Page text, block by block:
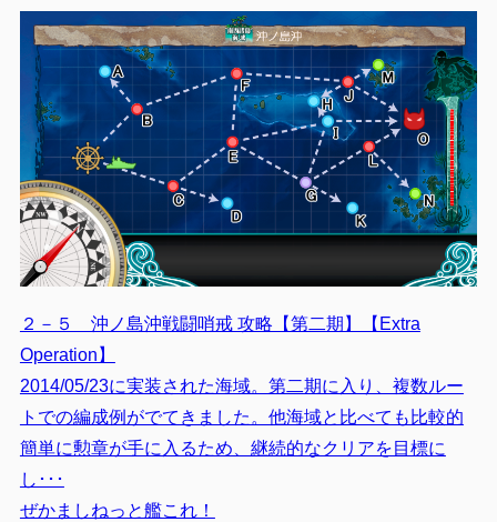
２－５ 沖ノ島沖戦闘哨戒 攻略【第二期】【Extra
Operation】
2014/05/23に実装された海域。第二期に入り、複数ルー
トでの編成例がでてきました。他海域と比べても比較的
簡単に勲章が手に入るため、継続的なクリアを目標に
し･･･
ぜかましねっと艦これ！